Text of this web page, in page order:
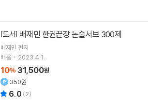
[도서] 배재민 한권끝장 논술서브 300제
배재민 편저
배움
2023.4.1.
10% 31,500원
350원
6.0 (2)